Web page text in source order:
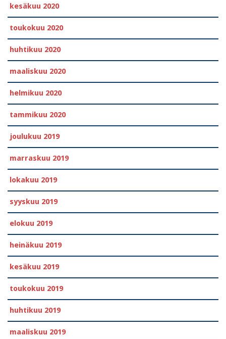
kesäkuu 2020
toukokuu 2020
huhtikuu 2020
maaliskuu 2020
helmikuu 2020
tammikuu 2020
joulukuu 2019
marraskuu 2019
lokakuu 2019
syyskuu 2019
elokuu 2019
heinäkuu 2019
kesäkuu 2019
toukokuu 2019
huhtikuu 2019
maaliskuu 2019